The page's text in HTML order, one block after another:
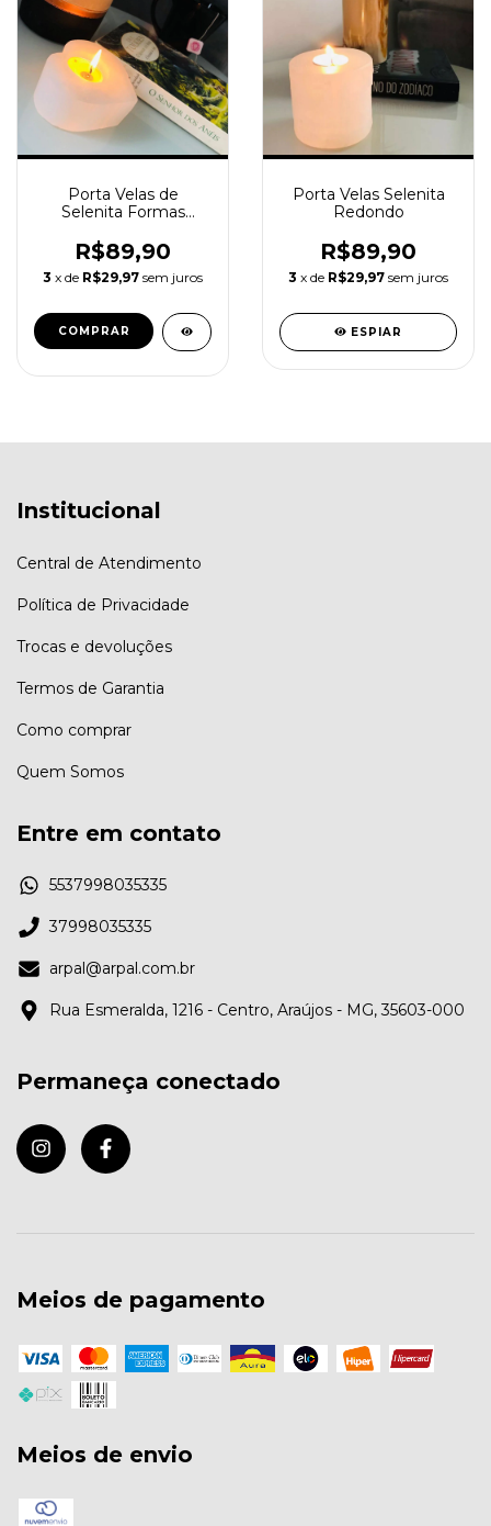
Porta Velas de
Selenita Formas
R$89,90
3 x de R$29,97 sem juros
COMPRAR
Porta Velas Selenita
Redondo
R$89,90
3 x de R$29,97 sem juros
ESPIAR
Institucional
Central de Atendimento
Política de Privacidade
Trocas e devoluções
Termos de Garantia
Como comprar
Quem Somos
Entre em contato
5537998035335
37998035335
arpal@arpal.com.br
Rua Esmeralda, 1216 - Centro, Araújos - MG, 35603-000
Permaneça conectado
Meios de pagamento
Meios de envio